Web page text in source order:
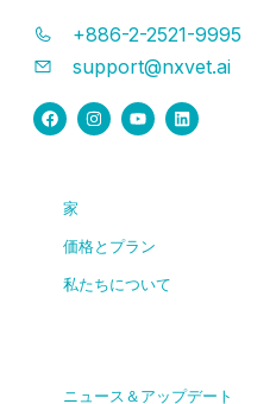
+886-2-2521-9995
support@nxvet.ai
家
価格とプラン
私たちについて
ニュース＆アップデート